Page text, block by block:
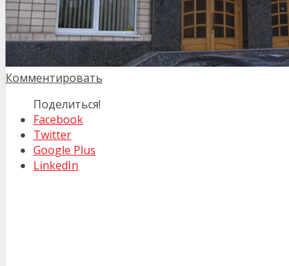
Комментировать
Поделиться!
Facebook
Twitter
Google Plus
LinkedIn